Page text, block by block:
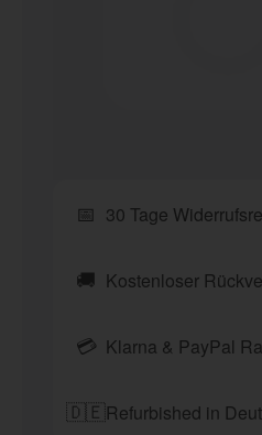
📅 30 Tage
🚚 Kostenloser
💳 Klarna & PayPal
🇩🇪Refurbished in